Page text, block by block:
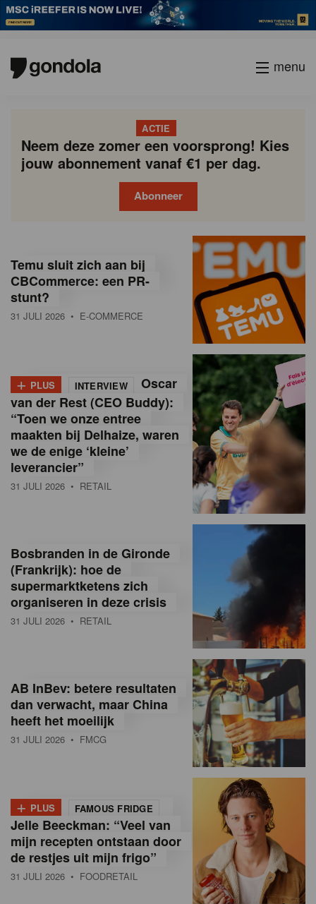
menu
ACTIE
Neem deze zomer een voorsprong! Kies
jouw abonnement vanaf €1 per dag.
Abonneer
o
n
d
a
M
a
g
a
n
e
a
n
B
e
Temu sluit zich aan bij
CBCommerce: een PR-
stunt?
31 JULI 2026 • E-COMMERCE
+ PLUS INTERVIEW
Oscar
van der Rest (CEO Buddy):
“Toen we onze entree
maakten bij Delhaize, waren
we de enige ‘kleine’
leverancier”
31 JULI 2026 • RETAIL
Bosbranden in de Gironde
(Frankrijk): hoe de
supermarktketens zich
organiseren in deze crisis
31 JULI 2026 • RETAIL
AB InBev: betere resultaten
dan verwacht, maar China
heeft het moeilijk
31 JULI 2026 • FMCG
+ PLUS FAMOUS FRIDGE
Jelle Beeckman: “Veel van
mijn recepten ontstaan door
de restjes uit mijn frigo”
31 JULI 2026 • FOODRETAIL